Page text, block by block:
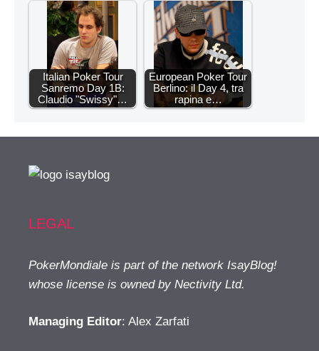
Italian Poker Tour
Sanremo Day 1B:
Claudio "Swissy"…
European Poker Tour
Berlino: il Day 4, tra
rapina e…
LEGAL
PokerMondiale is part of the network IsayBlog!
whose license is owned by Nectivity Ltd.
Managing Editor: Alex Zarfati